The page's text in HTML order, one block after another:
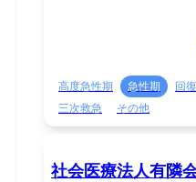
高度急性期 急性期 回
三次救急
その他
社会医療法人有隣